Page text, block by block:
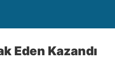
Eden Kazandı